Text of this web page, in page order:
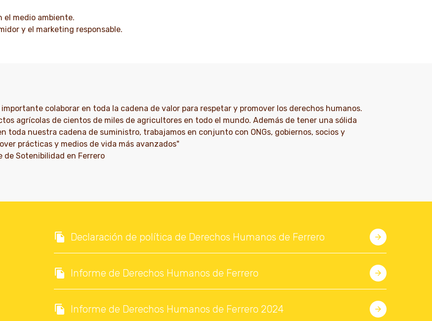
el medio ambiente.
y el marketing responsable.
colaborar en toda la cadena de valor para respetar y promover los derechos humanos.
agrícolas de cientos de miles de agricultores en todo el mundo. Además de tener una sólida
toda nuestra cadena de suministro, trabajamos en conjunto con ONGs, gobiernos, socios y
prácticas y medios de vida más avanzados"
de Sotenibilidad en Ferrero
Declaración de política de Derechos Humanos de Ferrero
Informe de Derechos Humanos de Ferrero
Informe de Derechos Humanos de Ferrero 2024